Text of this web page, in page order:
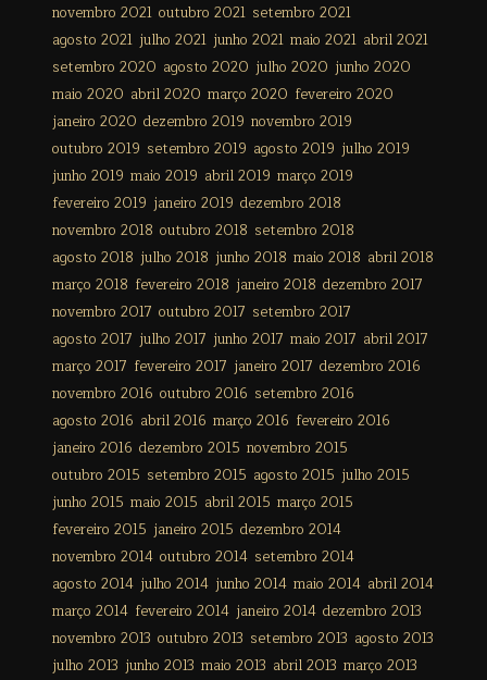
novembro 2021 outubro 2021 setembro 2021
agosto 2021 julho 2021 junho 2021 maio 2021 abril 2021
setembro 2020 agosto 2020 julho 2020 junho 2020
maio 2020 abril 2020 março 2020 fevereiro 2020
janeiro 2020 dezembro 2019 novembro 2019
outubro 2019 setembro 2019 agosto 2019 julho 2019
junho 2019 maio 2019 abril 2019 março 2019
fevereiro 2019 janeiro 2019 dezembro 2018
novembro 2018 outubro 2018 setembro 2018
agosto 2018 julho 2018 junho 2018 maio 2018 abril 2018
março 2018 fevereiro 2018 janeiro 2018 dezembro 2017
novembro 2017 outubro 2017 setembro 2017
agosto 2017 julho 2017 junho 2017 maio 2017 abril 2017
março 2017 fevereiro 2017 janeiro 2017 dezembro 2016
novembro 2016 outubro 2016 setembro 2016
agosto 2016 abril 2016 março 2016 fevereiro 2016
janeiro 2016 dezembro 2015 novembro 2015
outubro 2015 setembro 2015 agosto 2015 julho 2015
junho 2015 maio 2015 abril 2015 março 2015
fevereiro 2015 janeiro 2015 dezembro 2014
novembro 2014 outubro 2014 setembro 2014
agosto 2014 julho 2014 junho 2014 maio 2014 abril 2014
março 2014 fevereiro 2014 janeiro 2014 dezembro 2013
novembro 2013 outubro 2013 setembro 2013 agosto 2013
julho 2013 junho 2013 maio 2013 abril 2013 março 2013